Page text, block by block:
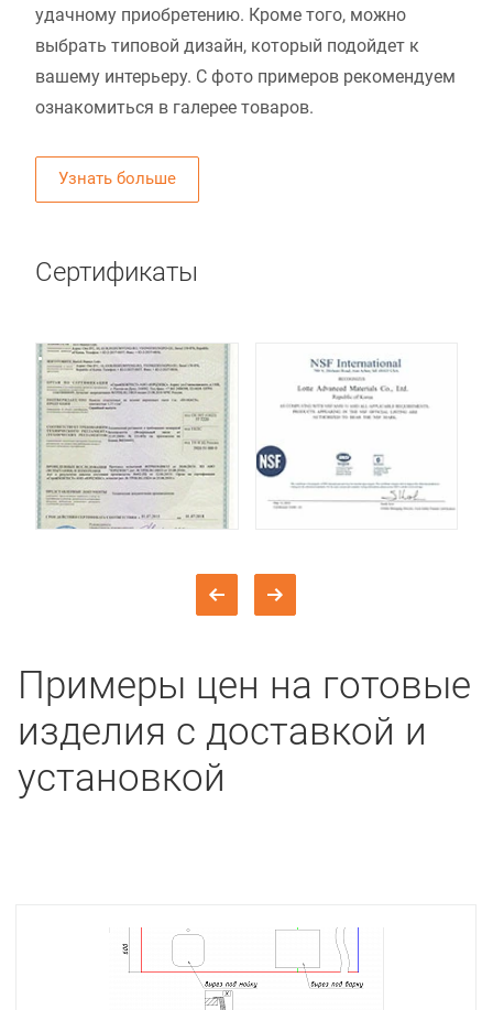
удачному приобретению. Кроме того, можно
выбрать типовой дизайн, который подойдет к
вашему интерьеру. С фото примеров рекомендуем
ознакомиться в галерее товаров.
Узнать больше
Сертификаты
Примеры цен на готовые
изделия с доставкой и
установкой